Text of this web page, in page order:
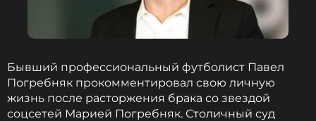
Бывший профессиональный футболист Павел
Погребняк прокомментировал свою личную
жизнь после расторжения брака со звездой
соцсетей Марией Погребняк. Столичный суд